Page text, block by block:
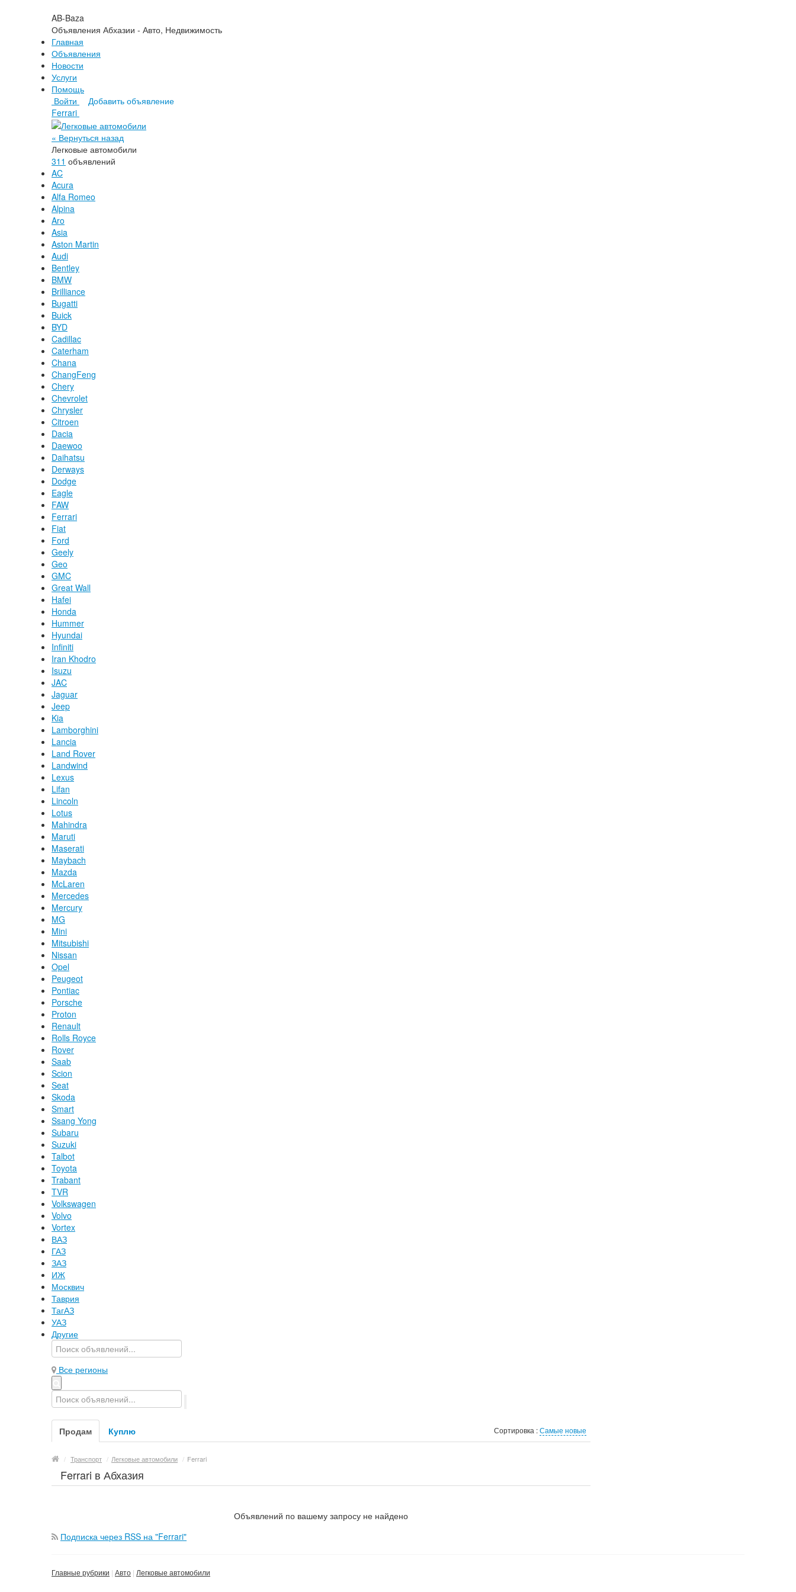
AB-Baza
Объявления Абхазии - Авто, Недвижимость
Главная
Объявления
Новости
Услуги
Помощь
Войти
Добавить объявление
Ferrari
« Вернуться назад
Легковые автомобили
311 объявлений
AC
Acura
Alfa Romeo
Alpina
Aro
Asia
Aston Martin
Audi
Bentley
BMW
Brilliance
Bugatti
Buick
BYD
Cadillac
Caterham
Chana
ChangFeng
Chery
Chevrolet
Chrysler
Citroen
Dacia
Daewoo
Daihatsu
Derways
Dodge
Eagle
FAW
Ferrari
Fiat
Ford
Geely
Geo
GMC
Great Wall
Hafei
Honda
Hummer
Hyundai
Infiniti
Iran Khodro
Isuzu
JAC
Jaguar
Jeep
Kia
Lamborghini
Lancia
Land Rover
Landwind
Lexus
Lifan
Lincoln
Lotus
Mahindra
Maruti
Maserati
Maybach
Mazda
McLaren
Mercedes
Mercury
MG
Mini
Mitsubishi
Nissan
Opel
Peugeot
Pontiac
Porsche
Proton
Renault
Rolls Royce
Rover
Saab
Scion
Seat
Skoda
Smart
Ssang Yong
Subaru
Suzuki
Talbot
Toyota
Trabant
TVR
Volkswagen
Volvo
Vortex
ВАЗ
ГАЗ
ЗАЗ
ИЖ
Москвич
Таврия
ТагАЗ
УАЗ
Другие
Все регионы
Продам Куплю Сортировка :Самые новые
/ Транспорт / Легковые автомобили / Ferrari
Ferrari в Абхазия
Объявлений по вашему запросу не найдено
Подписка через RSS на "Ferrari"
Главные рубрики Авто Легковые автомобили